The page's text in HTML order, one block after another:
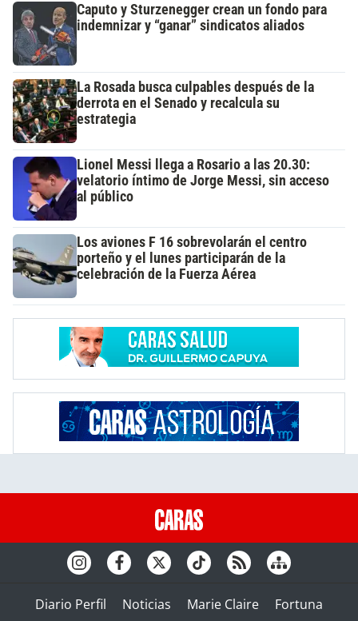
Caputo y Sturzenegger crean un fondo para
indemnizar y “ganar” sindicatos aliados
La Rosada busca culpables después de la
derrota en el Senado y recalcula su
estrategia
Lionel Messi llega a Rosario a las 20.30:
velatorio íntimo de Jorge Messi, sin acceso
al público
Los aviones F 16 sobrevolarán el centro
porteño y el lunes participarán de la
celebración de la Fuerza Aérea
Diario Perfil Noticias Marie Claire
Fortuna